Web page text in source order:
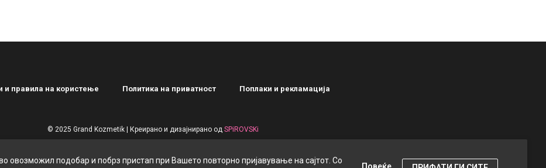
и правила на користење Политика на приватност Поплаки и рекламација
© 2025 Grand Kozmetik | Креирано и дизајнирано од SPiROVSKi
овозможил подобар и побрз пристап при Вашето повторно пријавување на сајтот. Со